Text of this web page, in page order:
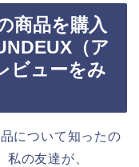
商品を購入
（ア
ビューをみ
について知ったの
の友達が、